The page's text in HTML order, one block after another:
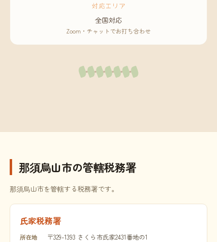
対応エリア
全国対応
Zoom・チャットでお打ち合わせ
那須烏山市の管轄税務署
那須烏山市を管轄する税務署です。
氏家税務署
所在地 〒329-1393 さくら市氏家2431番地の1